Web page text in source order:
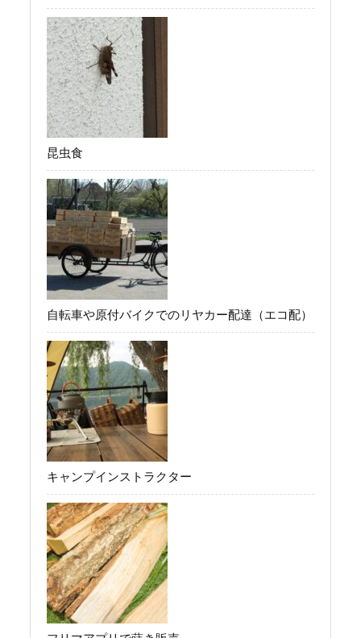
昆虫食
自転車や原付バイクでのリヤカー配達（エコ配）
キャンプインストラクター